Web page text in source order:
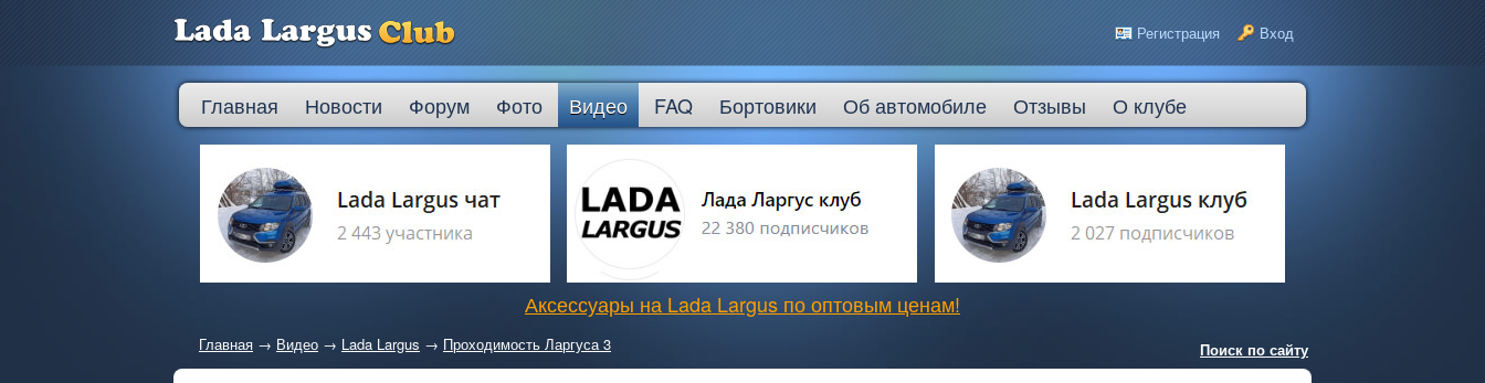
Регистрация Вход
Главная Новости Форум Фото Видео FAQ Бортовики Об автомобиле Отзывы О клубе
Аксессуары на Lada Largus по оптовым ценам!
Главная → Видео → Lada Largus → Проходимость Ларгуса 3 Поиск по сайту